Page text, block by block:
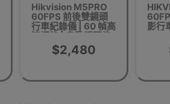
Hikvision M5PRO
60FPS 前後雙鏡頭
行車紀錄儀 | 60 幀高
速攝錄 | 自動循環錄
影 | 香港行貨 | 二年
保養 | 包安裝
$2,480
影行
池